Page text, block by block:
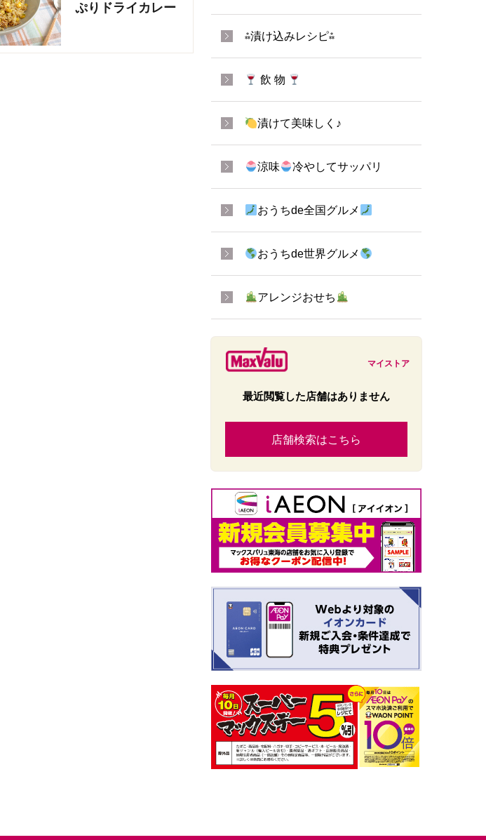
ぷりドライカレー
⁂漬け込みレシピ⁂
飲 物
漬けて美味しく♪
涼味 冷やしてサッパリ
おうちde全国グルメ
おうちde世界グルメ
アレンジおせち
マイストア
最近閲覧した店舗はありません
店舗検索はこちら